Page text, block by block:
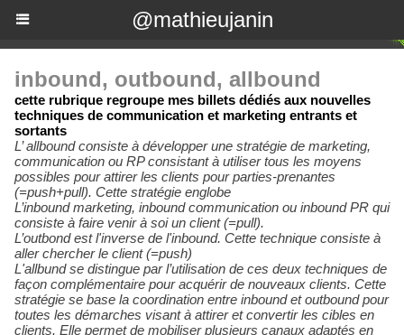
@mathieujanin
inbound, outbound, allbound
cette rubrique regroupe mes billets dédiés aux nouvelles
techniques de communication et marketing entrants et
sortants
L’ allbound consiste à développer une stratégie de marketing,
communication ou RP consistant à utiliser tous les moyens
possibles pour attirer les clients pour parties-prenantes
(=push+pull). Cette stratégie englobe
L’inbound marketing, inbound communication ou inbound PR qui
consiste à faire venir à soi un client (=pull).
L’outbond est l'inverse de l'inbound. Cette technique consiste à
aller chercher le client (=push)
L'allbund se distingue par l’utilisation de ces deux techniques de
façon complémentaire pour acquérir de nouveaux clients. Cette
stratégie se base la coordination entre inbound et outbound pour
toutes les démarches visant à attirer et convertir les cibles en
clients. Elle permet de mobiliser plusieurs canaux adaptés en